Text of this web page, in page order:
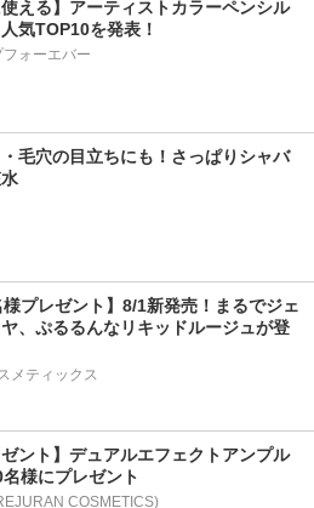
使える】アーティストカラーペンシル
気TOP10を発表！
ォーエバー
毛穴の目立ちにも！さっぱりシャバ
様プレゼント】8/1新発売！まるでジェ
、ぷるるんなリキッドルージュが登
メティックス
ゼント】デュアルエフェクトアンプル
様にプレゼント
COSMETICS)